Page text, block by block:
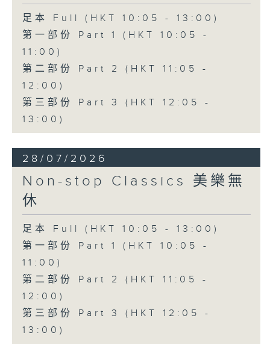
足本 Full (HKT 10:05 - 13:00)
第一部份 Part 1 (HKT 10:05 -
11:00)
第二部份 Part 2 (HKT 11:05 -
12:00)
第三部份 Part 3 (HKT 12:05 -
13:00)
28/07/2026
Non-stop Classics 美樂無
休
足本 Full (HKT 10:05 - 13:00)
第一部份 Part 1 (HKT 10:05 -
11:00)
第二部份 Part 2 (HKT 11:05 -
12:00)
第三部份 Part 3 (HKT 12:05 -
13:00)